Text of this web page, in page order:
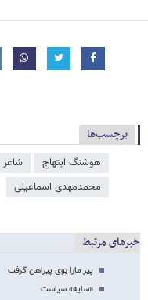
برچسب‌ها
هوشنگ ابتهاج شاعر
محمدمهدی اسماعیلی
خبرهای مرتبط
پیر مارا بوی پیراهن گرفت
«سایه» سیاست